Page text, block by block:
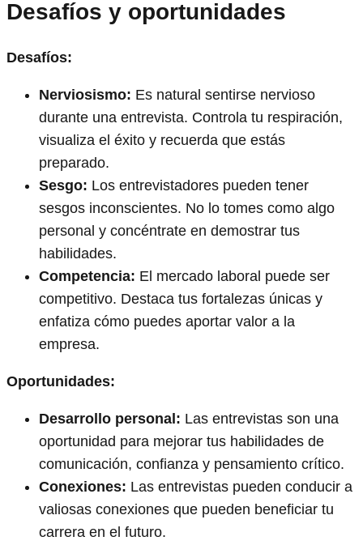
Desafíos y oportunidades
Desafíos:
Nerviosismo: Es natural sentirse nervioso
durante una entrevista. Controla tu respiración,
visualiza el éxito y recuerda que estás
preparado.
Sesgo: Los entrevistadores pueden tener
sesgos inconscientes. No lo tomes como algo
personal y concéntrate en demostrar tus
habilidades.
Competencia: El mercado laboral puede ser
competitivo. Destaca tus fortalezas únicas y
enfatiza cómo puedes aportar valor a la
empresa.
Oportunidades:
Desarrollo personal: Las entrevistas son una
oportunidad para mejorar tus habilidades de
comunicación, confianza y pensamiento crítico.
Conexiones: Las entrevistas pueden conducir a
valiosas conexiones que pueden beneficiar tu
carrera en el futuro.